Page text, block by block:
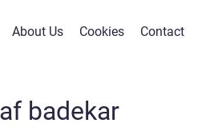
About Us Cookies Contact
badekar